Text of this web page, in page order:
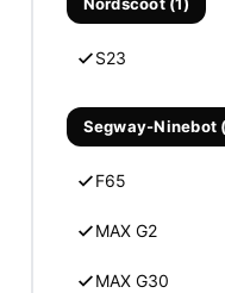
Nordscoot (1)
S23
Segway-Ninebot
F65
MAX G2
MAX G30